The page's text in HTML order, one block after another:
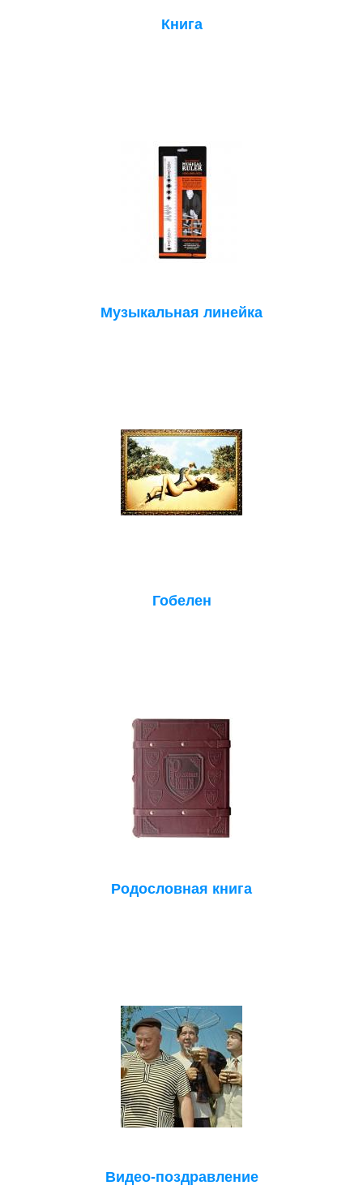
Книга
Музыкальная линейка
Гобелен
Родословная книга
Видео-поздравление